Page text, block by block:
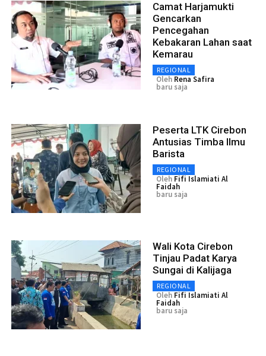
Camat Harjamukti
Gencarkan
Pencegahan
Kebakaran Lahan saat
Kemarau
REGIONAL
Oleh Rena Safira
baru saja
Peserta LTK Cirebon
Antusias Timba Ilmu
Barista
REGIONAL
Oleh Fifi Islamiati Al
Faidah
baru saja
Wali Kota Cirebon
Tinjau Padat Karya
Sungai di Kalijaga
REGIONAL
Oleh Fifi Islamiati Al
Faidah
baru saja